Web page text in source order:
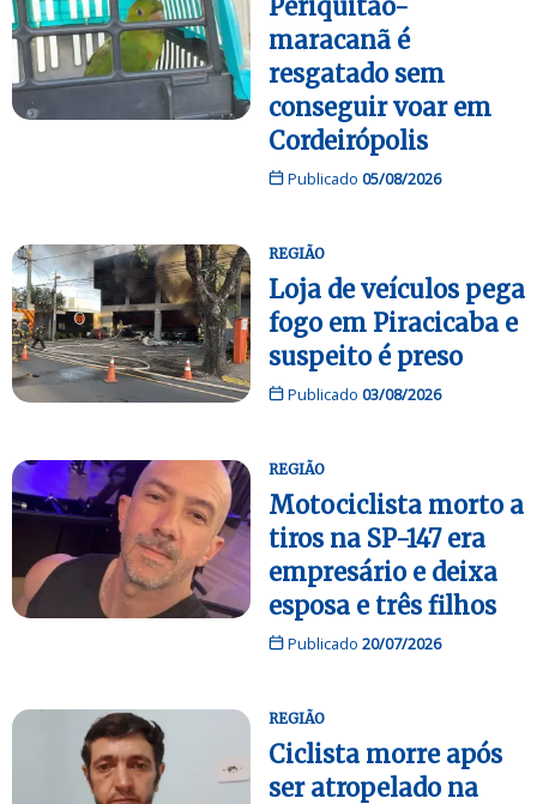
Periquitão-
maracanã é
resgatado sem
conseguir voar em
Cordeirópolis
Publicado 05/08/2026
REGIÃO
Loja de veículos pega
fogo em Piracicaba e
suspeito é preso
Publicado 03/08/2026
REGIÃO
Motociclista morto a
tiros na SP-147 era
empresário e deixa
esposa e três filhos
Publicado 20/07/2026
REGIÃO
Ciclista morre após
ser atropelado na